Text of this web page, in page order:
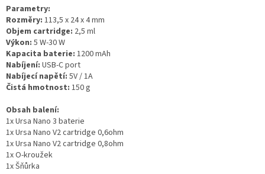
Parametry:
Rozměry: 113,5 x 24 x 4 mm
Objem cartridge: 2,5 ml
Výkon: 5 W-30 W
Kapacita baterie: 1200 mAh
Nabíjení: USB-C port
Nabíjecí napětí: 5V / 1A
Čistá hmotnost: 150 g
Obsah balení:
1x Ursa Nano 3 baterie
1x Ursa Nano V2 cartridge 0,6ohm
1x Ursa Nano V2 cartridge 0,8ohm
1x O-kroužek
1x Šňůrka